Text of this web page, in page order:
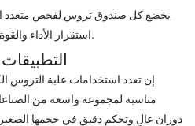
يخضع كل صندوق تروس لفحص متعدد
استقرار الأداء والقوة الميكانيكية وعمر الخدمة الطويل.
إن تعدد استخدامات علبة التروس
مناسبة لمجموعة واسعة من
دوران عالٍ وتحكم دقيق في حجمها الصغير